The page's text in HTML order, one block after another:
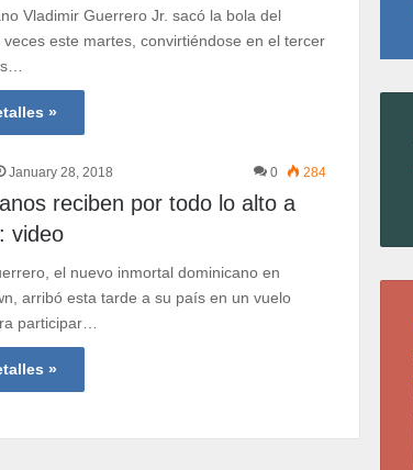
Vladimir Guerrero Jr. sacó la bola del
veces este martes, convirtiéndose en el tercer
»
January 28, 2018 0 284
reciben por todo lo alto a
video
el nuevo inmortal dominicano en
arribó esta tarde a su país en un vuelo
participar…
»